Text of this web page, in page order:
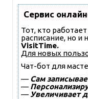
Сервис
Тот, кто
расписание, но
VisitTime.
Для новых
Чат-бот для
— Сам
—
— Увеличивает